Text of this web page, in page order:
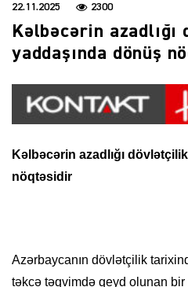
22.11.2025 2300
Kəlbəcərin
yaddaşında dönüş
Kəlbəcərin azadlığı
nöqtəsidir
Azərbaycanın dövlətçilik
təkcə təqvimdə qeyd olunan